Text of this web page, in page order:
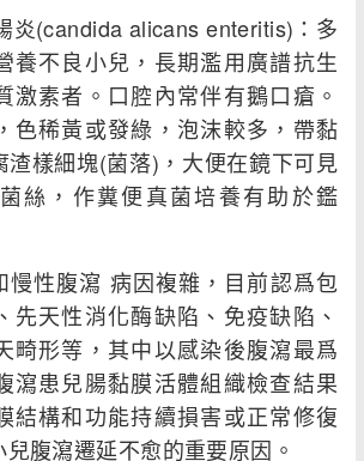
炎(candida alicans enteritis)：多
養不良小兒，長期濫用廣譜抗生
激素者。口腔內常伴有鵝口瘡。
色稀黃或發綠，泡沫較多，帶黏
渣樣細塊(菌落)，大便在鏡下可見
絲，作糞便真菌培養有助於鑑
慢性腹瀉 病因複雜，目前認爲包
先天性消化酶缺陷、免疫缺陷、
畸形等，其中以感染後腹瀉最爲
瀉患兒腸黏膜活體組織檢查結果
結構和功能持續損害或正常修復
腹瀉遷延不愈的重要原因。